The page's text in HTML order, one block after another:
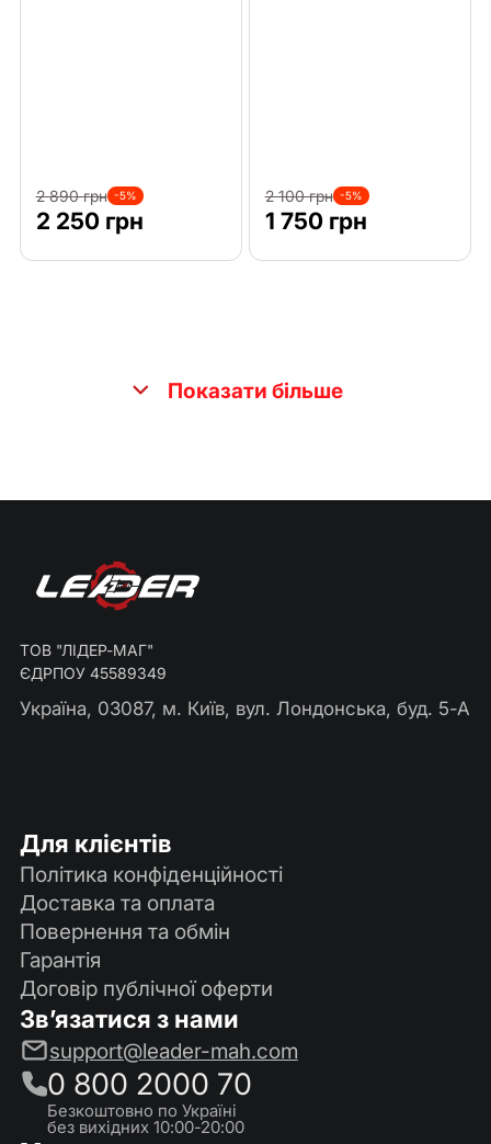
2 890 грн -5%
2 250 грн
2 100 грн -5%
1 750 грн
Показати більше
ТОВ "ЛІДЕР-МАГ"
ЄДРПОУ 45589349
Україна, 03087, м. Київ, вул. Лондонська, буд. 5-А
Для клієнтів
Політика конфіденційності
Доставка та оплата
Повернення та обмін
Гарантія
Договір публічної оферти
Зв’язатися з нами
support@leader-mah.com
0 800 2000 70
Безкоштовно по Україні
без вихідних 10:00-20:00